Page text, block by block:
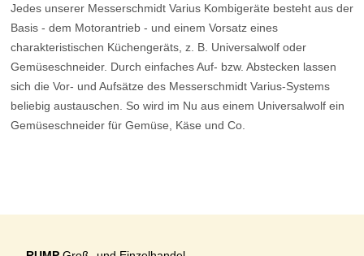
Jedes unserer Messerschmidt Varius Kombigeräte besteht aus der
Basis - dem Motorantrieb - und einem Vorsatz eines
charakteristischen Küchengeräts, z. B. Universalwolf oder
Gemüseschneider. Durch einfaches Auf- bzw. Abstecken lassen
sich die Vor- und Aufsätze des Messerschmidt Varius-Systems
beliebig austauschen. So wird im Nu aus einem Universalwolf ein
Gemüseschneider für Gemüse, Käse und Co.